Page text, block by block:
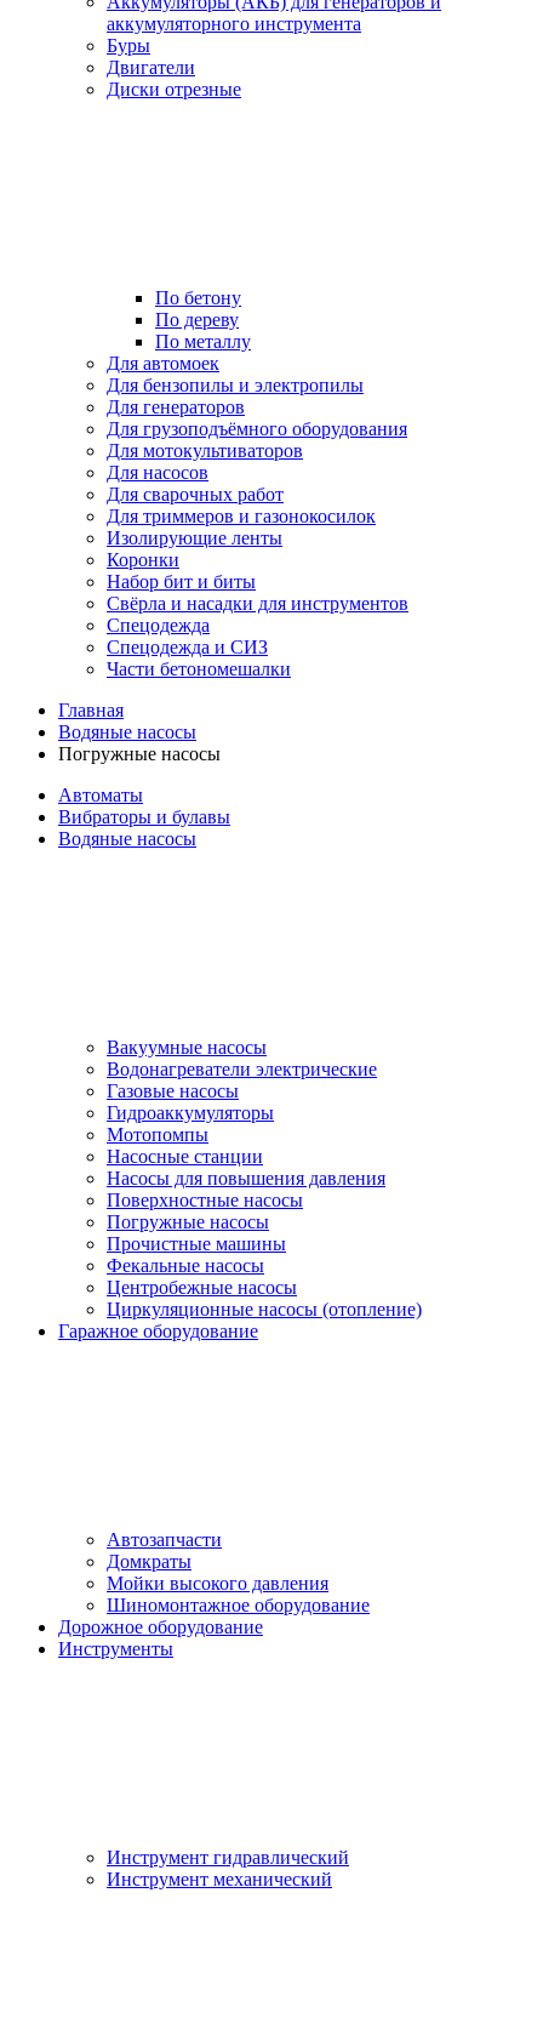
аккумуляторного инструмента
Буры
Двигатели
Диски отрезные
По бетону
По дереву
По металлу
Для автомоек
Для бензопилы и электропилы
Для генераторов
Для грузоподъёмного оборудования
Для мотокультиваторов
Для насосов
Для сварочных работ
Для триммеров и газонокосилок
Изолирующие ленты
Коронки
Набор бит и биты
Свёрла и насадки для инструментов
Спецодежда
Спецодежда и СИЗ
Части бетономешалки
Главная
Водяные насосы
Погружные насосы
Автоматы
Вибраторы и булавы
Водяные насосы
Вакуумные насосы
Водонагреватели электрические
Газовые насосы
Гидроаккумуляторы
Мотопомпы
Насосные станции
Насосы для повышения давления
Поверхностные насосы
Погружные насосы
Прочистные машины
Фекальные насосы
Центробежные насосы
Циркуляционные насосы (отопление)
Гаражное оборудование
Автозапчасти
Домкраты
Мойки высокого давления
Шиномонтажное оборудование
Дорожное оборудование
Инструменты
Инструмент гидравлический
Инструмент механический